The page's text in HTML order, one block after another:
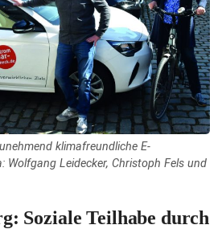
klimafreundliche E-
Wolfgang Leidecker, Christoph Fels und
Soziale Teilhabe durch